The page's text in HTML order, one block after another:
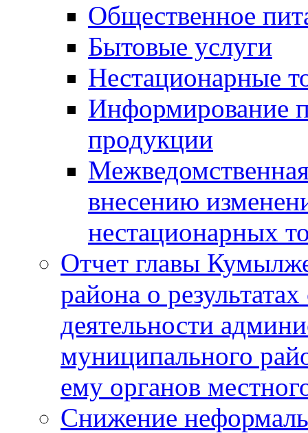
Общественное
Бытовые услуги
Нестационарные
Информирование
продукции
внесению
нестационарных
Отчет главы
района о
деятельности
муниципального
ему органов
Снижение